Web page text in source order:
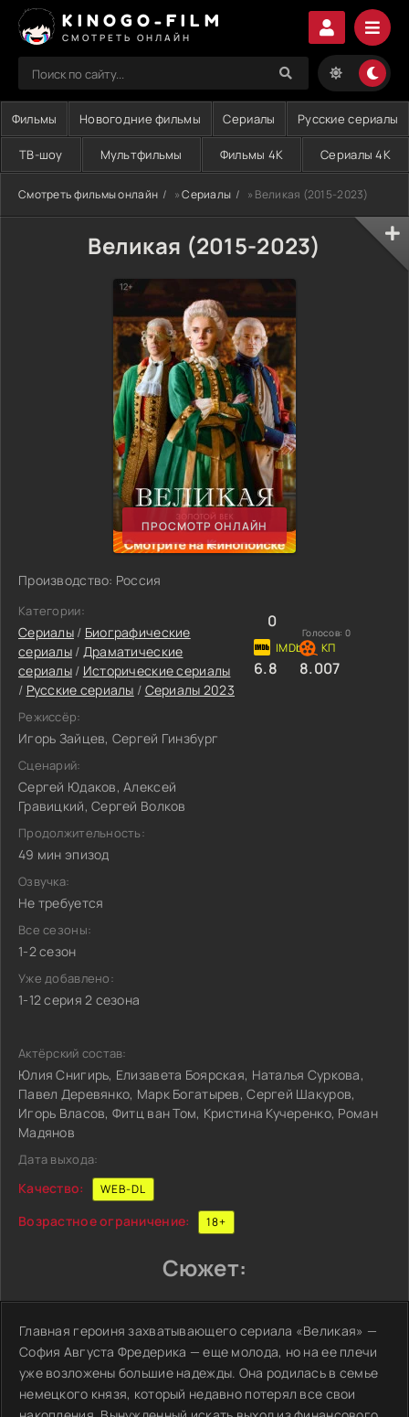
KINOGO-FILM
СМОТРЕТЬ ОНЛАЙН
Фильмы Новогодние фильмы Сериалы Русские сериалы
ТВ-шоу Мультфильмы Фильмы 4K Сериалы 4K
Смотреть фильмы онлайн »Сериалы » Великая (2015-2023)
Великая (2015-2023)
ПРОСМОТР ОНЛАЙН
Производство: Россия
Категории:
Сериалы/ Биографические
сериалы/ Драматические
сериалы/ Исторические сериалы
/ Русские сериалы / Сериалы 2023
Режиссёр:
Игорь Зайцев, Сергей Гинзбург
Сценарий:
Сергей Юдаков, Алексей
Гравицкий, Сергей Волков
Продолжительность:
49 мин эпизод
Озвучка:
Не требуется
Все сезоны:
1-2 сезон
Уже добавлено:
1-12 серия 2 сезона
0
Голосов: 0
6.8 8.007
Актёрский состав:
Юлия Снигирь, Елизавета Боярская, Наталья Суркова,
Павел Деревянко, Марк Богатырев, Сергей Шакуров,
Игорь Власов, Фитц ван Том, Кристина Кучеренко, Роман
Мадянов
Дата выхода:
Качество: WEB-DL
Возрастное ограничение: 18+
Сюжет:
Главная героиня захватывающего сериала «Великая» —
София Августа Фредерика — еще молода, но на ее плечи
уже возложены большие надежды. Она родилась в семье
немецкого князя, который недавно потерял все свои